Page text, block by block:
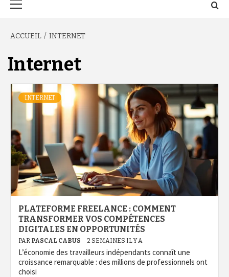
ACCUEIL INTERNET
Internet
INTERNET
PLATEFORME FREELANCE : COMMENT
TRANSFORMER VOS COMPÉTENCES
DIGITALES EN OPPORTUNITÉS
PAR PASCAL CABUS 2 SEMAINES IL Y A
L’économie des travailleurs indépendants connaît une
croissance remarquable : des millions de professionnels ont
choisi